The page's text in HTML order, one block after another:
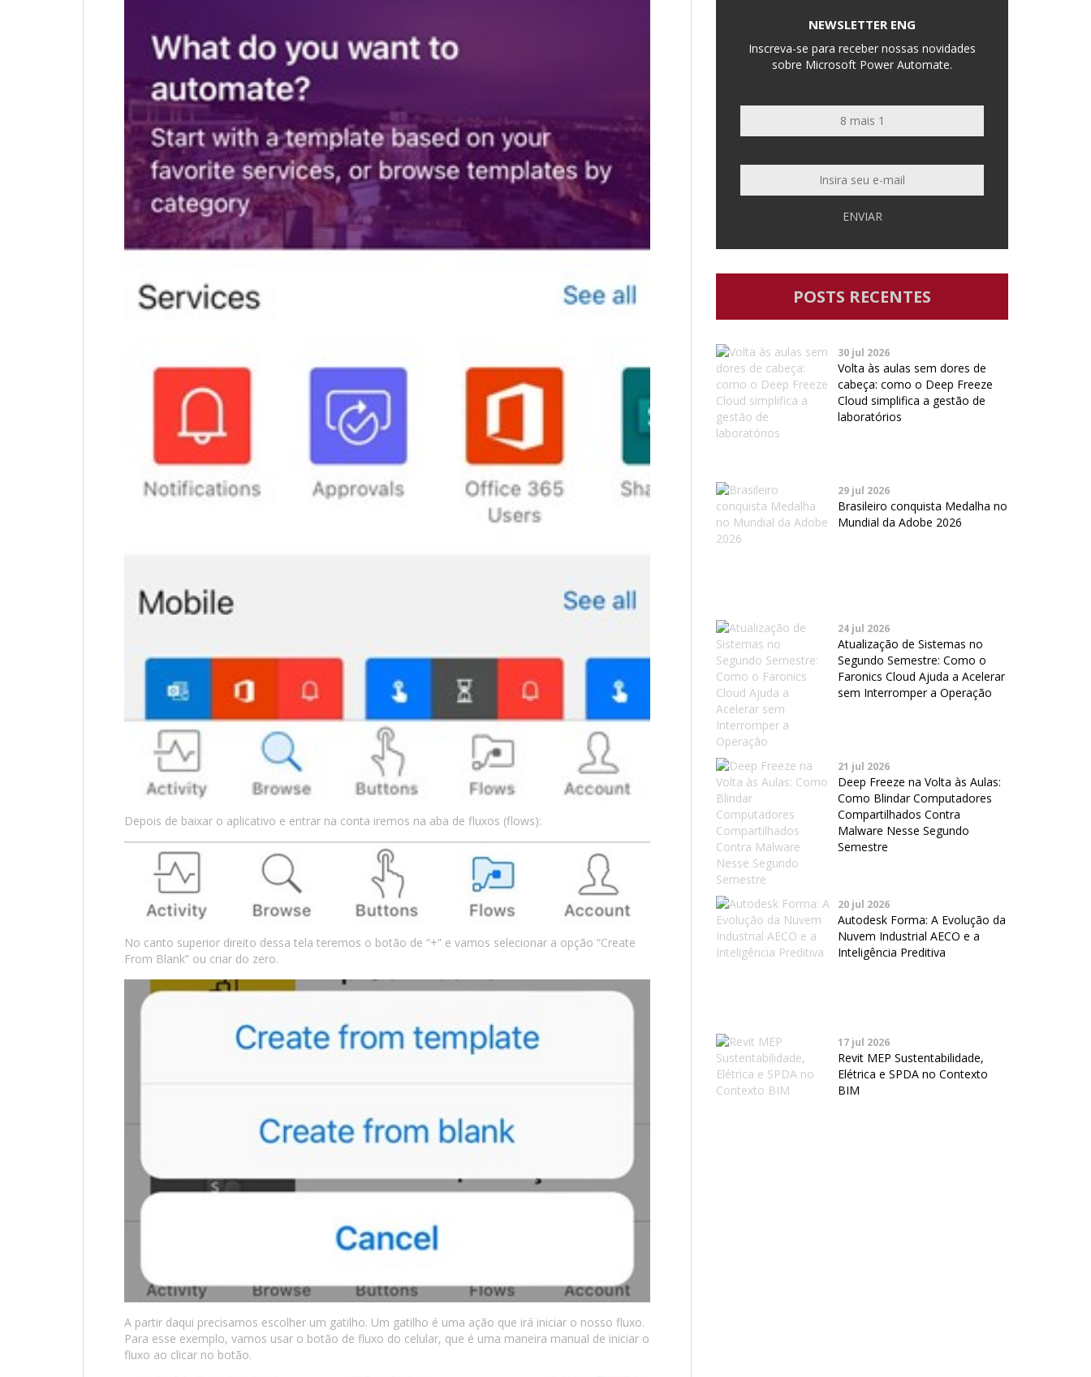
Depois de baixar o aplicativo e entrar na conta iremos na aba de fluxos (flows):
No canto superior direito dessa tela teremos o botão de “+” e vamos selecionar a opção “Create
From Blank” ou criar do zero.
A partir daqui precisamos escolher um gatilho. Um gatilho é uma ação que irá iniciar o nosso fluxo.
Para esse exemplo, vamos usar o botão de fluxo do celular, que é uma maneira manual de iniciar o
fluxo ao clicar no botão.
NEWSLETTER ENG
Inscreva-se para receber nossas novidades
sobre Microsoft Power Automate.
ENVIAR
POSTS RECENTES
30 jul 2026
Volta às aulas sem dores de
cabeça: como o Deep Freeze
Cloud simplifica a gestão de
laboratórios
29 jul 2026
Brasileiro conquista Medalha no
Mundial da Adobe 2026
24 jul 2026
Atualização de Sistemas no
Segundo Semestre: Como o
Faronics Cloud Ajuda a Acelerar
sem Interromper a Operação
21 jul 2026
Deep Freeze na Volta às Aulas:
Como Blindar Computadores
Compartilhados Contra
Malware Nesse Segundo
Semestre
20 jul 2026
Autodesk Forma: A Evolução da
Nuvem Industrial AECO e a
Inteligência Preditiva
17 jul 2026
Revit MEP Sustentabilidade,
Elétrica e SPDA no Contexto
BIM